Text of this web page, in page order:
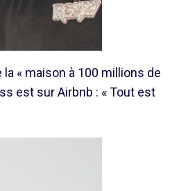
« maison à 100 millions de
est sur Airbnb : « Tout est